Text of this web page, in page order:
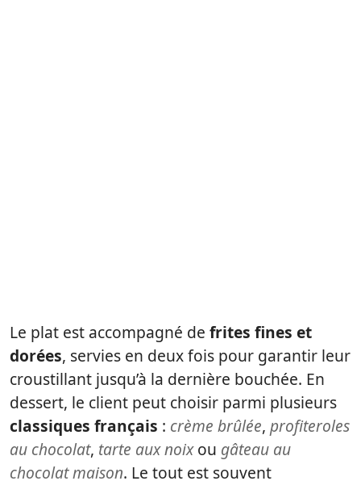
Le plat est accompagné de frites fines et
dorées, servies en deux fois pour garantir leur
croustillant jusqu’à la dernière bouchée. En
dessert, le client peut choisir parmi plusieurs
classiques français : crème brûlée, profiteroles
au chocolat, tarte aux noixou gâteau au
chocolat maison. Le tout est souvent